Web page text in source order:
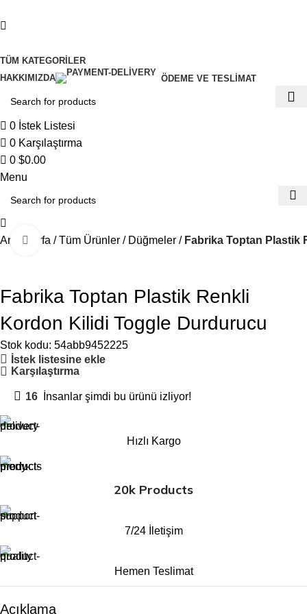
TÜM KATEGORILER
HAKKIMIZDA
ÖDEME VE TESLIMAT
0 İstek Listesi
0 Karşılaştırma
0 $0.00
Menu
Ana Sayfa Tüm Ürünler Düğmeler Fabrika Toptan
Büyütmek için tıklayın
Fabrika Toptan Plastik Renkli
Kordon Kilidi Toggle Durdurucu
Stok kodu: 54abb9452225
İstek listesine ekle
Karşılaştırma
16 İnsanlar şimdi bu ürünü izliyor!
Hızlı Kargo
20k Products
7/24 İletişim
Hemen Teslimat
Açıklama